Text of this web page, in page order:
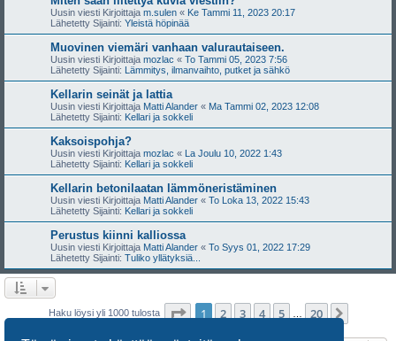
Uusin viesti Kirjoittaja m.sulen « Ke Tammi 11, 2023 20:17
Lähetetty Sijainti: Yleistä höpinää
Muovinen viemäri vanhaan valurautaiseen.
Uusin viesti Kirjoittaja mozlac « To Tammi 05, 2023 7:56
Lähetetty Sijainti: Lämmitys, ilmanvaihto, putket ja sähkö
Kellarin seinät ja lattia
Uusin viesti Kirjoittaja Matti Alander « Ma Tammi 02, 2023 12:08
Lähetetty Sijainti: Kellari ja sokkeli
Kaksoispohja?
Uusin viesti Kirjoittaja mozlac « La Joulu 10, 2022 1:43
Lähetetty Sijainti: Kellari ja sokkeli
Kellarin betonilaatan lämmöneristäminen
Uusin viesti Kirjoittaja Matti Alander « To Loka 13, 2022 15:43
Lähetetty Sijainti: Kellari ja sokkeli
Perustus kiinni kalliossa
Uusin viesti Kirjoittaja Matti Alander « To Syys 01, 2022 17:29
Lähetetty Sijainti: Tuliko yllätyksiä...
Haku löysi yli 1000 tulosta Sivu /20
1 2 3 4 5 20